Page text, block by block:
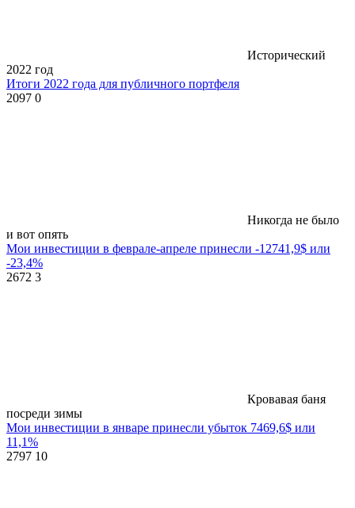
Исторический
2022 год
Итоги 2022 года для публичного портфеля
2097 0
Никогда не было
и вот опять
Мои инвестиции в феврале-апреле принесли -12741,9$ или
-23,4%
2672 3
Кровавая баня
посреди зимы
Мои инвестиции в январе принесли убыток 7469,6$ или
11,1%
2797 10